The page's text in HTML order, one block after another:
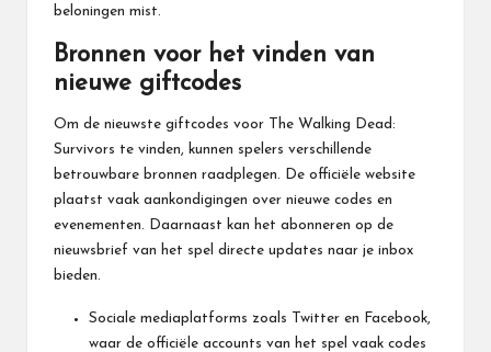
beloningen mist.
Bronnen voor het vinden van
nieuwe giftcodes
Om de nieuwste giftcodes voor The Walking Dead:
Survivors te vinden, kunnen spelers verschillende
betrouwbare bronnen raadplegen. De officiële website
plaatst vaak aankondigingen over nieuwe codes en
evenementen. Daarnaast kan het abonneren op de
nieuwsbrief van het spel directe updates naar je inbox
bieden.
Sociale mediaplatforms zoals Twitter en Facebook,
waar de officiële accounts van het spel vaak codes